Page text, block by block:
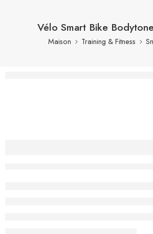
Vélo Smart Bike
Maison Training & Fitness